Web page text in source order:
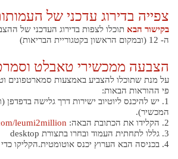
צפייה בדירוג עדכני של
בקישור הבא תוכלו לצפות בדירוג העדכני של
ה- 12 (ובמקום הראשון בקטגוריית הבריאות)
הצבעה ממכשירי טאבלט
על מנת שתוכלו להצביע באמצעות סמארטפונים
פי ההוראות הבאות:
1. יש להיכנס ליוטיוב ישירות דרך גלישה
המכשיר).
2. הקלידו את הכתובת הבאה:
leumi2million
3. גללו לתחתית העמוד ובחרו בתצורת desktop
4. בכניסה הבא הערוץ יכנס אוטומטית.הקליקו כדי להשפיע!!